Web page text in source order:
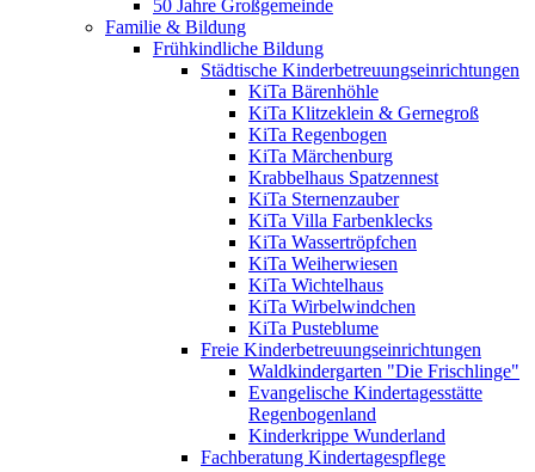
50 Jahre Großgemeinde
Familie & Bildung
Frühkindliche Bildung
Städtische Kinderbetreuungseinrichtungen
KiTa Bärenhöhle
KiTa Klitzeklein & Gernegroß
KiTa Regenbogen
KiTa Märchenburg
Krabbelhaus Spatzennest
KiTa Sternenzauber
KiTa Villa Farbenklecks
KiTa Wassertröpfchen
KiTa Weiherwiesen
KiTa Wichtelhaus
KiTa Wirbelwindchen
KiTa Pusteblume
Freie Kinderbetreuungseinrichtungen
Waldkindergarten "Die Frischlinge"
Evangelische Kindertagesstätte
Regenbogenland
Kinderkrippe Wunderland
Fachberatung Kindertagespflege